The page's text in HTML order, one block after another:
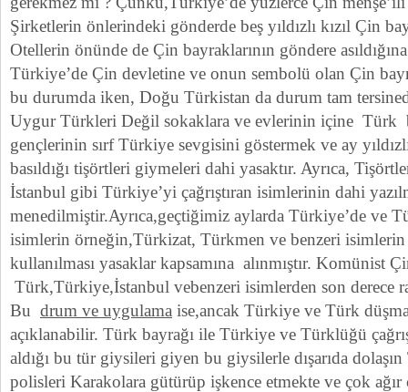
Şirketlerin önlerindeki gönderde beş yıldızlı kızıl Çin
Otellerin önünde de Çin bayraklarının göndere
Türkiye’de Çin devletine ve onun sembolü olan Çin
bu durumda iken, Doğu Türkistan da durum tam
Uygur Türkleri Değil sokaklara ve evlerinin içine Türk
gençlerinin sırf Türkiye sevgisini göstermek ve ay yıldızlı
basıldığı tişörtleri giymeleri dahi yasaktır. Ayrıca,
İstanbul gibi Türkiye’yi çağrıştıran isimlerinin dahi
menedilmiştir.Ayrıca,geçtiğimiz aylarda Türkiye’de ve
isimlerin örneğin,Türkizat, Türkmen ve benzeri isimlerin
kullanılması yasaklar kapsamına alınmıştır. Komünist
Türk,Türkiye,İstanbul vebenzeri isimlerden son derece
Bu drum ve uygulama ise,ancak Türkiye ve Türk
açıklanabilir. Türk bayrağı ile Türkiye ve Türklüğü
aldığı bu tür giysileri giyen bu giysilerle dışarıda
polisleri Karakolara gütürüp işkence etmekte ve çok ağır